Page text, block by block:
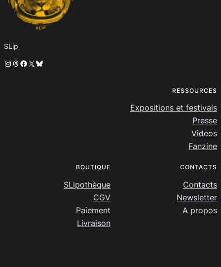
SLip
Instagram
Threads
Facebook
X Bluesky
RESSOURCES
Expositions et festivals
Presse
Videos
Fanzine
BOUTIQUE
SLipothèque
CGV
Paiement
Livraison
CONTACTS
Contacts
Newsletter
A propos